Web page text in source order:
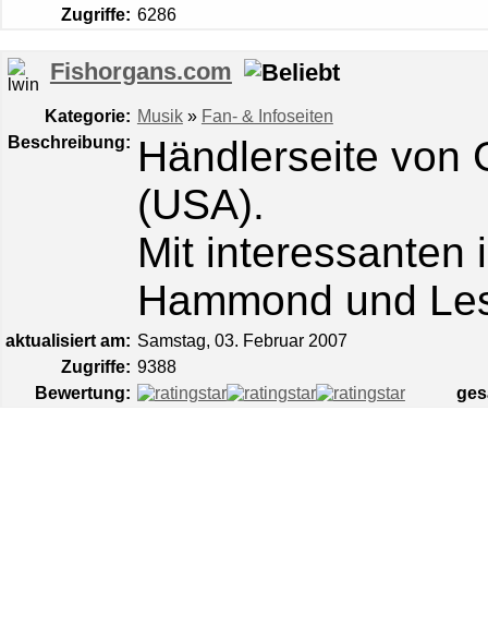
Zugriffe: 6286
Fishorgans.com
Kategorie: Musik» Fan- & Infoseiten
Beschreibung: Händlerseite von
(USA).
Mit interessanten
Hammond und
aktualisiert am: Samstag, 03. Februar 2007
Zugriffe: 9388
Bewertung: